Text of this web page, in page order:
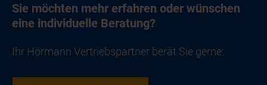
Sie möchten mehr erfahren oder wünschen
eine individuelle Beratung?
Ihr Hörmann Vertriebspartner berät Sie gerne: